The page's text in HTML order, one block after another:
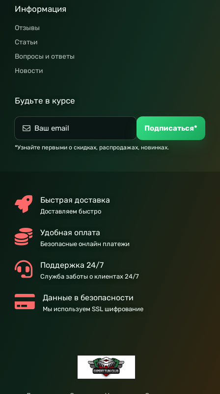
Информация
Отзывы
Статьи
Вопросы и ответы
Новости
Будьте в курсе
Подписаться*
*Узнайте первыми о скидках, распродажах, новинках.
Быстрая доставка
Доставляем быстро
Удобная оплата
Безопасные онлайн платежи
Поддержка 24/7
Служба заботы о клиентах 24/7
Данные в безопасности
Мы используем SSL шифрование